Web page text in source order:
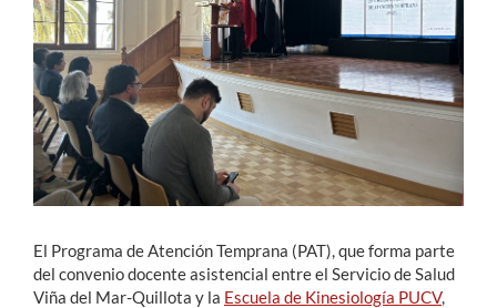
Estudiantes
Académicos
Funcionarios
Alumni
El Programa de Atención Temprana (PAT), que forma parte
del convenio docente asistencial entre el Servicio de Salud
Viña del Mar-Quillota y la Escuela de Kinesiología PUCV,